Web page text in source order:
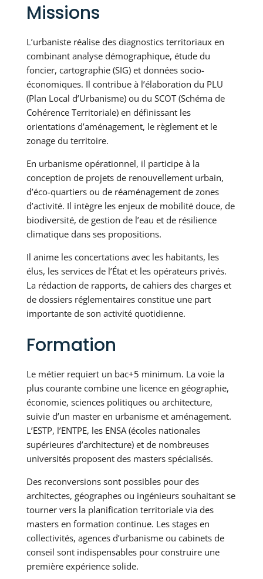
Missions
L’urbaniste réalise des diagnostics territoriaux en
combinant analyse démographique, étude du
foncier, cartographie (SIG) et données socio-
économiques. Il contribue à l’élaboration du PLU
(Plan Local d’Urbanisme) ou du SCOT (Schéma de
Cohérence Territoriale) en définissant les
orientations d’aménagement, le règlement et le
zonage du territoire.
En urbanisme opérationnel, il participe à la
conception de projets de renouvellement urbain,
d’éco-quartiers ou de réaménagement de zones
d’activité. Il intègre les enjeux de mobilité douce, de
biodiversité, de gestion de l’eau et de résilience
climatique dans ses propositions.
Il anime les concertations avec les habitants, les
élus, les services de l’État et les opérateurs privés.
La rédaction de rapports, de cahiers des charges et
de dossiers réglementaires constitue une part
importante de son activité quotidienne.
Formation
Le métier requiert un bac+5 minimum. La voie la
plus courante combine une licence en géographie,
économie, sciences politiques ou architecture,
suivie d’un master en urbanisme et aménagement.
L’ESTP, l’ENTPE, les ENSA (écoles nationales
supérieures d’architecture) et de nombreuses
universités proposent des masters spécialisés.
Des reconversions sont possibles pour des
architectes, géographes ou ingénieurs souhaitant se
tourner vers la planification territoriale via des
masters en formation continue. Les stages en
collectivités, agences d’urbanisme ou cabinets de
conseil sont indispensables pour construire une
première expérience solide.